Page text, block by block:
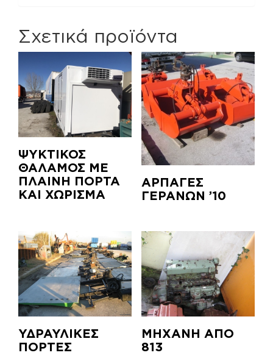
Σχετικά προϊόντα
ΨΥΚΤΙΚΟΣ
ΘΑΛΑΜΟΣ ΜΕ
ΠΛΑΙΝΗ ΠΟΡΤΑ
ΚΑΙ ΧΩΡΙΣΜΑ
ΑΡΠΑΓΕΣ
ΓΕΡΑΝΩΝ ’10
ΥΔΡΑΥΛΙΚΕΣ
ΠΟΡΤΕΣ
ΜΗΧΑΝΗ ΑΠΟ
813